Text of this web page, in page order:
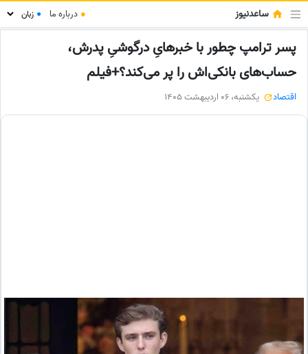
ساعدنیوز ● درباره ما ●
پسر ترامپ چطور با خبرهایِ درگوشیِ پدرش،
حساب‌های بانکی‌اش را پر می‌کند؟+فیلم
اقتصاد یکشنبه، 06 اردیبهشت 1405